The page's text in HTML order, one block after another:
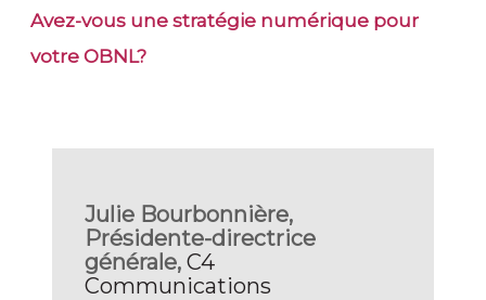
Avez-vous une stratégie numérique pour
votre OBNL?
Julie Bourbonnière,
Présidente-directrice
générale,C4
Communications